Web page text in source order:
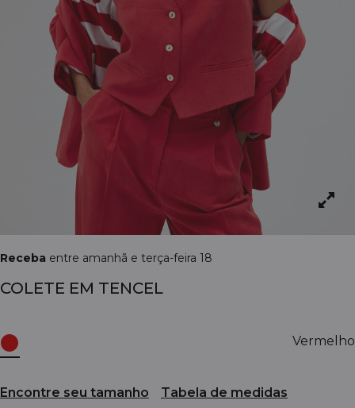
Receba entre amanhã e terça-feira 18
COLETE EM TENCEL
Vermelho
Encontre seu tamanho Tabela de medidas